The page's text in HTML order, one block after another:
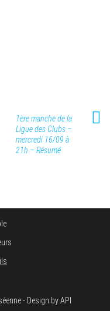
1ère manche de la
Ligue des Clubs –
mercredi 16/09 à
21h – Résumé
- Design by API